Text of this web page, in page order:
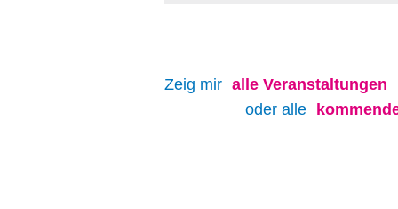
Zeig mir alle Veranstaltungen
oder alle